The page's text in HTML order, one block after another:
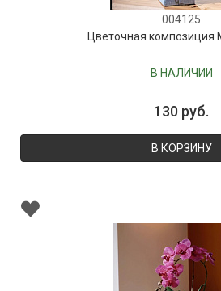
004125
Цветочная композиция
В НАЛИЧИИ
130 руб.
В КОРЗИНУ